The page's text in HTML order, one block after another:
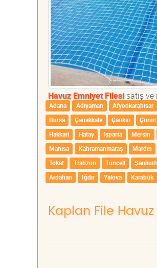
Havuz Emniyet Filesisatış ve
Adana Adıyaman Afyonkarahisar
Bursa
Çanakkale Çankırı
Hakkari
Hatay Isparta Mersin
Manisa
Kahramanmaraş Mardin
Tokat
Trabzon Tunceli
Ardahan
Iğdır Yalova Karabük
Kaplan File